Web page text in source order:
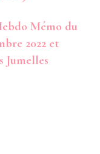
Mémo du
2022 et
Jumelles